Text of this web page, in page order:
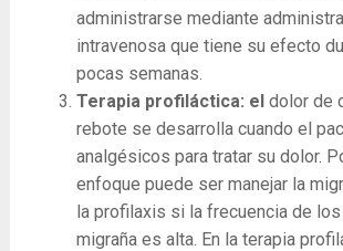
administrarse mediante
intravenosa que tiene su efecto
pocas semanas.
Terapia profiláctica: eldolor de
rebote se desarrolla cuando el
analgésicos para tratar su dolor.
enfoque puede ser manejar la
la profilaxis si la frecuencia de
migraña es alta. En la terapia